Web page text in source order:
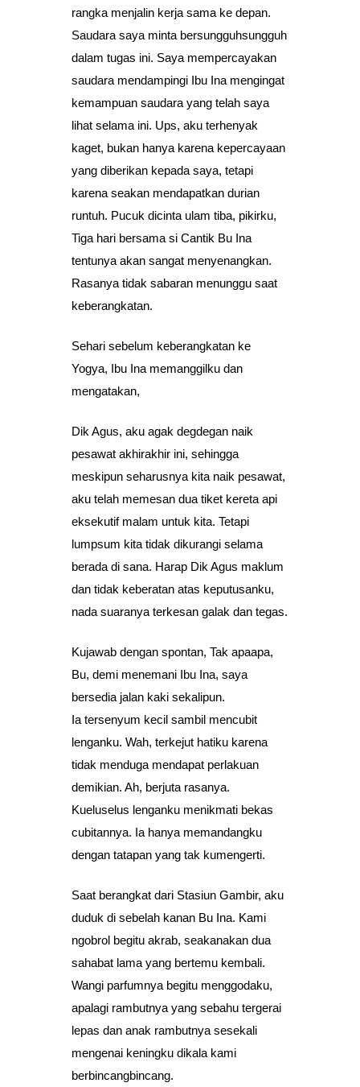
rangka menjalin kerja sama ke depan.
Saudara saya minta bersungguhsungguh
dalam tugas ini. Saya mempercayakan
saudara mendampingi Ibu Ina mengingat
kemampuan saudara yang telah saya
lihat selama ini. Ups, aku terhenyak
kaget, bukan hanya karena kepercayaan
yang diberikan kepada saya, tetapi
karena seakan mendapatkan durian
runtuh. Pucuk dicinta ulam tiba, pikirku,
Tiga hari bersama si Cantik Bu Ina
tentunya akan sangat menyenangkan.
Rasanya tidak sabaran menunggu saat
keberangkatan.
Sehari sebelum keberangkatan ke
Yogya, Ibu Ina memanggilku dan
mengatakan,
Dik Agus, aku agak degdegan naik
pesawat akhirakhir ini, sehingga
meskipun seharusnya kita naik pesawat,
aku telah memesan dua tiket kereta api
eksekutif malam untuk kita. Tetapi
lumpsum kita tidak dikurangi selama
berada di sana. Harap Dik Agus maklum
dan tidak keberatan atas keputusanku,
nada suaranya terkesan galak dan tegas.
Kujawab dengan spontan, Tak apaapa,
Bu, demi menemani Ibu Ina, saya
bersedia jalan kaki sekalipun.
Ia tersenyum kecil sambil mencubit
lenganku. Wah, terkejut hatiku karena
tidak menduga mendapat perlakuan
demikian. Ah, berjuta rasanya.
Kueluselus lenganku menikmati bekas
cubitannya. Ia hanya memandangku
dengan tatapan yang tak kumengerti.
Saat berangkat dari Stasiun Gambir, aku
duduk di sebelah kanan Bu Ina. Kami
ngobrol begitu akrab, seakanakan dua
sahabat lama yang bertemu kembali.
Wangi parfumnya begitu menggodaku,
apalagi rambutnya yang sebahu tergerai
lepas dan anak rambutnya sesekali
mengenai keningku dikala kami
berbincangbincang.